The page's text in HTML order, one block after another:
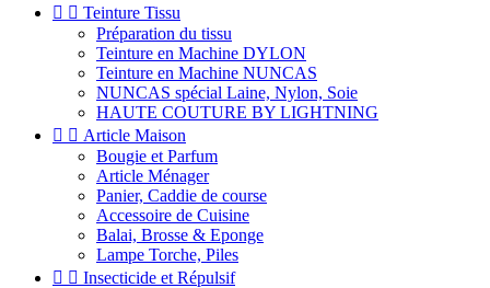
  Teinture Tissu
Préparation du tissu
Teinture en Machine DYLON
Teinture en Machine NUNCAS
NUNCAS spécial Laine, Nylon, Soie
HAUTE COUTURE BY LIGHTNING
  Article Maison
Bougie et Parfum
Article Ménager
Panier, Caddie de course
Accessoire de Cuisine
Balai, Brosse & Eponge
Lampe Torche, Piles
  Insecticide et Répulsif